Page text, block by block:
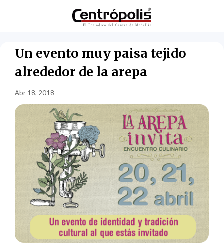
Un evento muy paisa tejido
alrededor de la arepa
Abr 18, 2018